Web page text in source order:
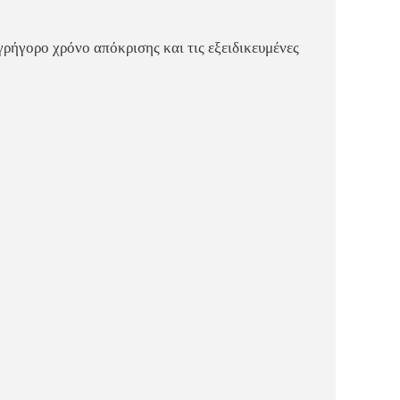
χρόνο απόκρισης και τις εξειδικευμένες